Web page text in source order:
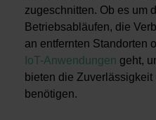
zugeschnitten. Ob es um
Betriebsabläufen, die
an entfernten Standorten
IoT-Anwendungen geht,
bieten die
benötigen.